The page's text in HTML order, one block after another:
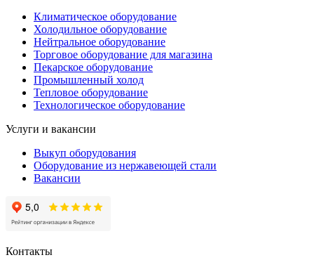
Климатическое оборудование
Холодильное оборудование
Нейтральное оборудование
Торговое оборудование для магазина
Пекарское оборудование
Промышленный холод
Тепловое оборудование
Технологическое оборудование
Услуги и вакансии
Выкуп оборудования
Оборудование из нержавеющей стали
Вакансии
Контакты